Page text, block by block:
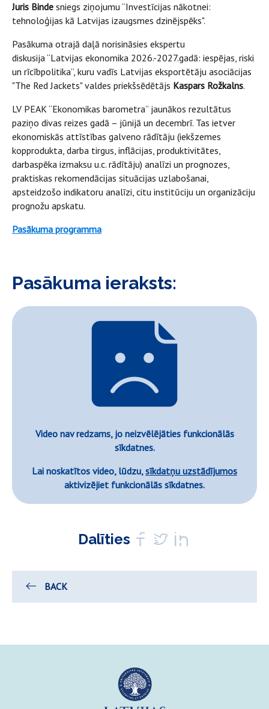
Juris Binde sniegs ziņojumu “Investīcijas nākotnei:
tehnoloģijas kā Latvijas izaugsmes dzinējspēks".
Pasākuma otrajā daļā norisināsies ekspertu
diskusija “Latvijas ekonomika 2026.-2027.gadā: iespējas, riski
un rīcībpolitika”, kuru vadīs Latvijas eksportētāju asociācijas
"The Red Jackets" valdes priekšsēdētājs Kaspars Rožkalns.
LV PEAK “Ekonomikas barometra” jaunākos rezultātus
paziņo divas reizes gadā – jūnijā un decembrī. Tas ietver
ekonomiskās attīstības galveno rādītāju (iekšzemes
kopprodukta, darba tirgus, inflācijas, produktivitātes,
darbaspēka izmaksu u.c. rādītāju) analīzi un prognozes,
praktiskas rekomendācijas situācijas uzlabošanai,
apsteidzošo indikatoru analīzi, citu institūciju un organizāciju
prognožu apskatu.
Pasākuma programma
Pasākuma ieraksts:
Video nav redzams, jo neizvēlējāties funkcionālās
sīkdatnes.
Lai noskatītos video, lūdzu,sīkdatņu uzstādījumos
aktivizējiet funkcionālās sīkdatnes.
Dalīties
BACK